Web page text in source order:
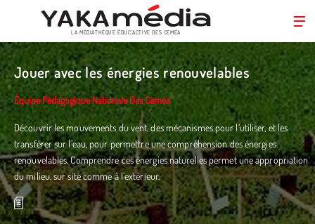
Aller
au
contenu
principal
LA MÉDIATHÈQUE ÉDUC’ACTIVE DES CEMÉA
Jouer avec les énergies renouvelables
Équipe Pédagogique Nationale Des Ceméa
Découvrir les mouvements du vent, des mécanismes pour l’utiliser, et les
transférer sur l’eau, pour permettre une compréhension des énergies
renouvelables. Comprendre ces énergies naturelles permet une appropriation
du milieu, sur site comme à l’extérieur.